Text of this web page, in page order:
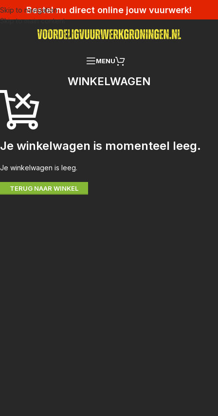
Skip to navigation
Skip to main content
Bestel nu direct online jouw vuurwerk!
MENU
WINKELWAGEN
Je winkelwagen is momenteel leeg.
Je winkelwagen is leeg.
TERUG NAAR WINKEL